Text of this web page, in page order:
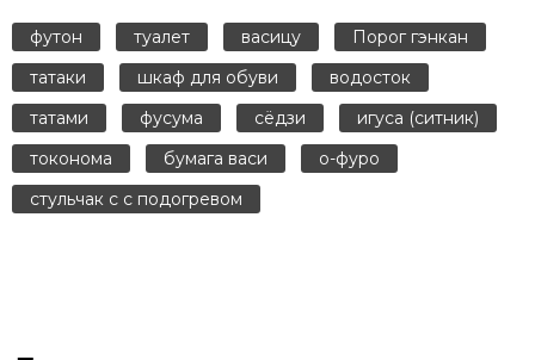
футон туалет васицу
Порог гэнкан
татаки
шкаф для обуви
водосток
татами
фусума сёдзи
игуса (ситник)
токонома
бумага васи
о-фуро
стульчак с с подогревом